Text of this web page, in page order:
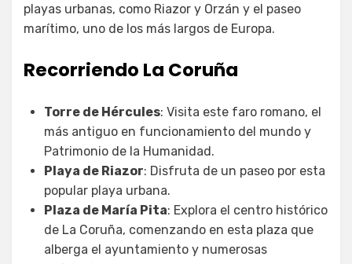
playas urbanas, como Riazor y Orzán y el paseo
marítimo, uno de los más largos de Europa.
Recorriendo La Coruña
Torre de Hércules: Visita este faro romano, el
más antiguo en funcionamiento del mundo y
Patrimonio de la Humanidad.
Playa de Riazor: Disfruta de un paseo por esta
popular playa urbana.
Plaza de María Pita: Explora el centro histórico
de La Coruña, comenzando en esta plaza que
alberga el ayuntamiento y numerosas